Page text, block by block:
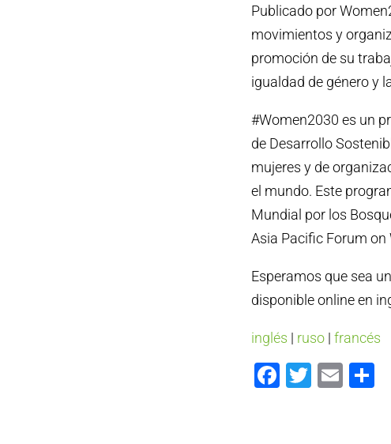
Publicado por
movimientos y
promoción de su
igualdad de género y
#Women2030 es un
de Desarrollo
mujeres y de
el mundo. Este
Mundial por los
Asia Pacific Forum on
Esperamos que sea
disponible online en
inglés | ruso |francés
Facebook
Twitter
Email